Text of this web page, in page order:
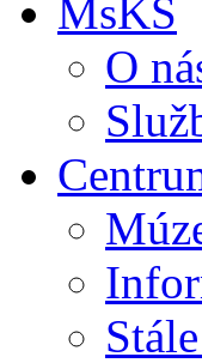
MsKS
O